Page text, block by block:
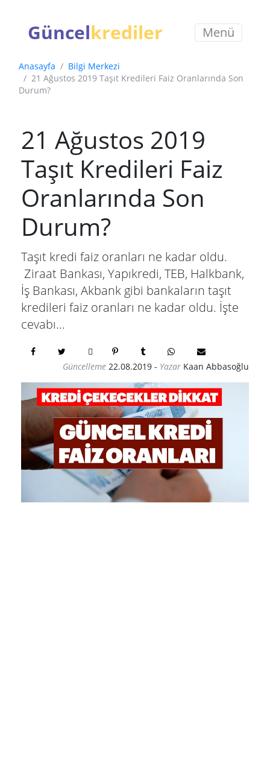
Güncelkrediler Menü
Anasayfa
Bilgi Merkezi
21 Ağustos 2019 Taşıt Kredileri Faiz Oranlarında Son
Durum?
21 Ağustos 2019
Taşıt Kredileri Faiz
Oranlarında Son
Durum?
Taşıt kredi faiz oranları ne kadar oldu.
Ziraat Bankası, Yapıkredi, TEB, Halkbank,
İş Bankası, Akbank gibi bankaların taşıt
kredileri faiz oranları ne kadar oldu. İşte
cevabı...
Güncelleme 22.08.2019 - Yazar Kaan Abbasoğlu